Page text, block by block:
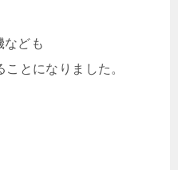
ども
とになりました。